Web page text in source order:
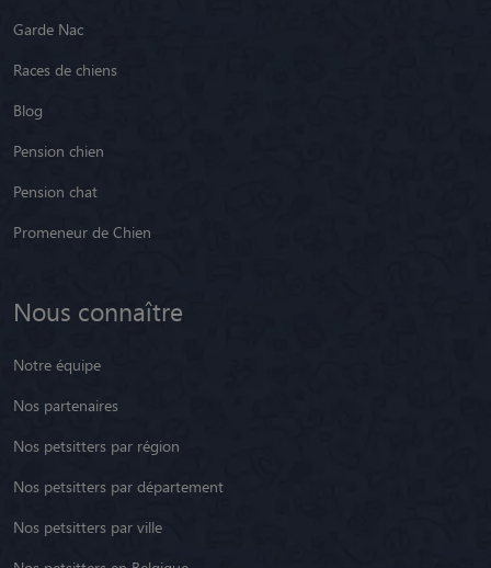
Garde Nac
Races de chiens
Blog
Pension chien
Pension chat
Promeneur de Chien
Nous connaître
Notre équipe
Nos partenaires
Nos petsitters par région
Nos petsitters par département
Nos petsitters par ville